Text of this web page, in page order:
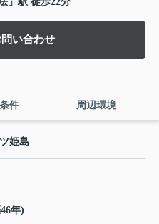
い合わせ
件 周辺環境
姫島
年)